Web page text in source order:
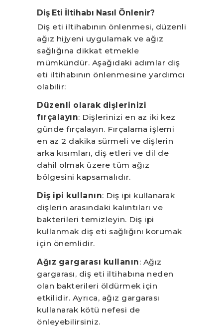
Diş Eti İltihabı Nasıl Önlenir?
Diş eti iltihabının önlenmesi, düzenli
ağız hijyeni uygulamak ve ağız
sağlığına dikkat etmekle
mümkündür. Aşağıdaki adımlar diş
eti iltihabının önlenmesine yardımcı
olabilir:
Düzenli olarak dişlerinizi
fırçalayın: Dişlerinizi en az iki kez
günde fırçalayın. Fırçalama işlemi
en az 2 dakika sürmeli ve dişlerin
arka kısımları, diş etleri ve dil de
dahil olmak üzere tüm ağız
bölgesini kapsamalıdır.
Diş ipi kullanın: Diş ipi kullanarak
dişlerin arasındaki kalıntıları ve
bakterileri temizleyin. Diş ipi
kullanmak diş eti sağlığını korumak
için önemlidir.
Ağız gargarası kullanın: Ağız
gargarası, diş eti iltihabına neden
olan bakterileri öldürmek için
etkilidir. Ayrıca, ağız gargarası
kullanarak kötü nefesi de
önleyebilirsiniz.